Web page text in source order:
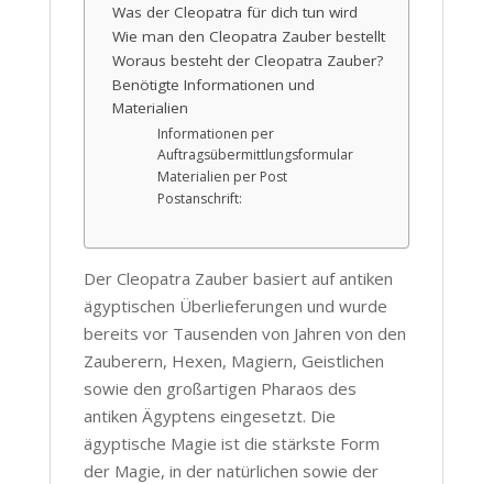
Was der Cleopatra für dich tun wird
Wie man den Cleopatra Zauber bestellt
Woraus besteht der Cleopatra Zauber?
Benötigte Informationen und
Materialien
Informationen per
Auftragsübermittlungsformular
Materialien per Post
Postanschrift:
Der Cleopatra Zauber basiert auf antiken
ägyptischen Überlieferungen und wurde
bereits vor Tausenden von Jahren von den
Zauberern, Hexen, Magiern, Geistlichen
sowie den großartigen Pharaos des
antiken Ägyptens eingesetzt. Die
ägyptische Magie ist die stärkste Form
der Magie, in der natürlichen sowie der